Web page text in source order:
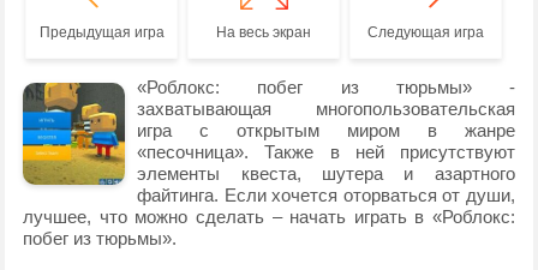
Предыдущая игра На весь экран Следующая игра
«Роблокс: побег из тюрьмы» -
захватывающая многопользовательская
игра с открытым миром в жанре
«песочница». Также в ней присутствуют
элементы квеста, шутера и азартного
файтинга. Если хочется оторваться от души,
лучшее, что можно сделать – начать играть в «Роблокс:
побег из тюрьмы».